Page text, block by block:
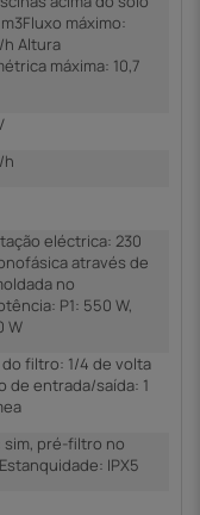
máximo:
h Altura
máxima: 10,7
h
eléctrica: 230
através de
no
P1: 550 W,
W
do filtro: 1/4 de volta
de entrada/saída: 1
sim, pré-filtro no
IPX5